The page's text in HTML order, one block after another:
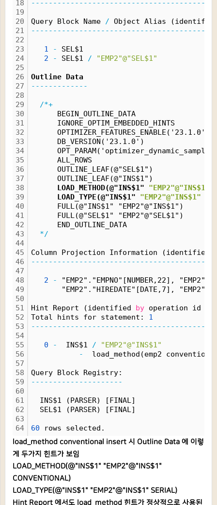
18
19
20
21
22
23
24
25
26
27
28
29
30
31
32
33
34
35
36
37
38
39
40
41
42
43
44
45
46
47
48
49
50
51
52
53
54
55
56
57
58
59
60
61
62
63
64
Query Block Name / Object Alias
1 -
SEL$1
2
- SEL$1 / "EMP2"@"SEL$1"
Outline Data
-------------
/*+
BEGIN_OUTLINE_DATA
IGNORE_OPTIM_EMBEDDED_HINTS
OPTIMIZER_FEATURES_ENABLE('23.1.0')
DB_VERSION('23.1.0')
ALL_ROWS
OUTLINE_LEAF(@"SEL$1")
OUTLINE_LEAF(@"INS$1")
LOAD_METHOD(@"INS$1" "EMP2"@"INS$1"
LOAD_TYPE(@"INS$1" "EMP2"@"INS$1"
FULL(@"INS$1" "EMP2"@"INS$1")
FULL(@"SEL$1" "EMP2"@"SEL$1")
END_OUTLINE_DATA
*/
Column Projection Information (identified
2 -
"EMP2"."EMPNO"[NUMBER,22],
"EMP2"."HIREDATE"[DATE,7],
Hint Report (identified by operation id
Total hints for statement: 1
0 - INS$1 /
"EMP2"@"INS$1"
-
load_method(emp2
Query Block Registry:
---------------------
INS$1 (PARSER) [FINAL]
SEL$1 (PARSER) [FINAL]
60 rows selected.
load_method conventional insert 시 Outline Data 에 이렇
게 두가지 힌트가 보임
LOAD_METHOD(@"INS$1" "EMP2"@"INS$1"
CONVENTIONAL)
LOAD_TYPE(@"INS$1" "EMP2"@"INS$1" SERIAL)
Hint Report 에서도 load_method 힌트가 정상적으로 사용된